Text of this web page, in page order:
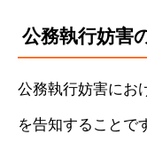
公務執行妨害
公務執行妨害にお
を告知することで